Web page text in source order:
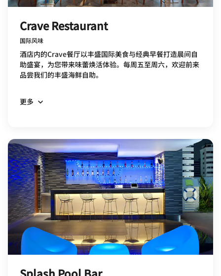
Crave Restaurant
国际风味
酒店内的Crave餐厅以丰盛国际美食与经典早餐打造晨间自
助盛宴，为您带来味蕾焕活体验。每周五至周六，欢迎前来
品尝我们的丰盛海鲜自助。
更多
Splash Pool Bar